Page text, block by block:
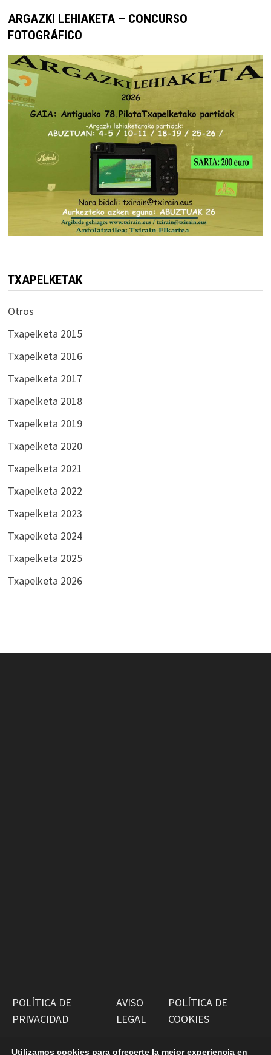
ARGAZKI LEHIAKETA – CONCURSO
FOTOGRÁFICO
TXAPELKETAK
Otros
Txapelketa 2015
Txapelketa 2016
Txapelketa 2017
Txapelketa 2018
Txapelketa 2019
Txapelketa 2020
Txapelketa 2021
Txapelketa 2022
Txapelketa 2023
Txapelketa 2024
Txapelketa 2025
Txapelketa 2026
POLÍTICA DE
PRIVACIDAD
AVISO
LEGAL
POLÍTICA DE
COOKIES
Utilizamos cookies para ofrecerte la mejor experiencia en